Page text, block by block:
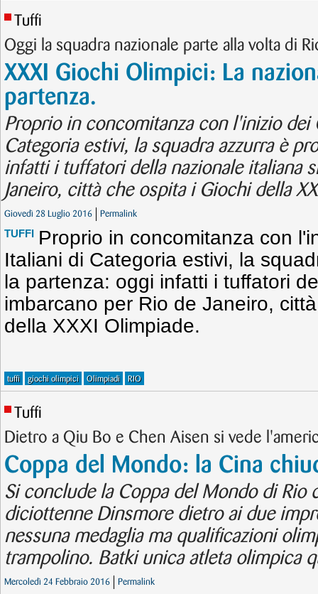
Tuffi
Oggi la squadra nazionale parte alla volta di
XXXI Giochi Olimpici: La
partenza.
Proprio in concomitanza con l'inizio dei
Categoria estivi, la squadra azzurra è
infatti i tuffatori della nazionale italiana
Janeiro, città che ospita i Giochi della
Giovedì 28 Luglio 2016 Permalink
TUFFI Proprio in concomitanza con
Italiani di Categoria estivi, la
la partenza: oggi infatti i tuffatori
imbarcano per Rio de Janeiro,
della XXXI Olimpiade.
tuffi giochi olimpici Olimpiadi RIO
Tuffi
Dietro a Qiu Bo e Chen Aisen si vede
Coppa del Mondo: la Cina
Si conclude la Coppa del Mondo di Rio
diciottenne Dinsmore dietro ai due
nessuna medaglia ma qualificazioni
trampolino. Batki unica atleta olimpica
Mercoledì 24 Febbraio 2016 Permalink